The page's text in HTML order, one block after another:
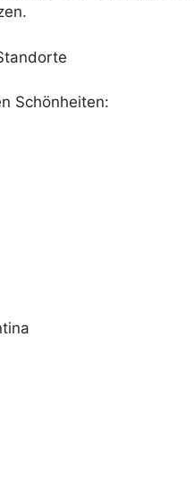
Schönheiten: